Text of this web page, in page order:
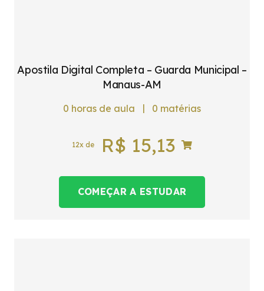
Apostila Digital Completa – Guarda Municipal –
Manaus-AM
0 horas de aula | 0 matérias
12x de R$ 15,13
COMEÇAR A ESTUDAR